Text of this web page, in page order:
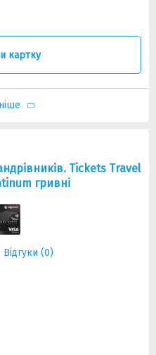
картку
Tickets Travel
гривні
Відгуки (0)